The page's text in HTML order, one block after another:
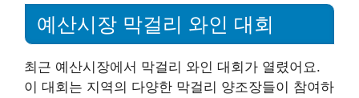
예산시장 막걸리 와인 대회
최근 예산시장에서 막걸리 와인 대회가 열렸어요.
이 대회는 지역의 다양한 막걸리 양조장들이 참여하